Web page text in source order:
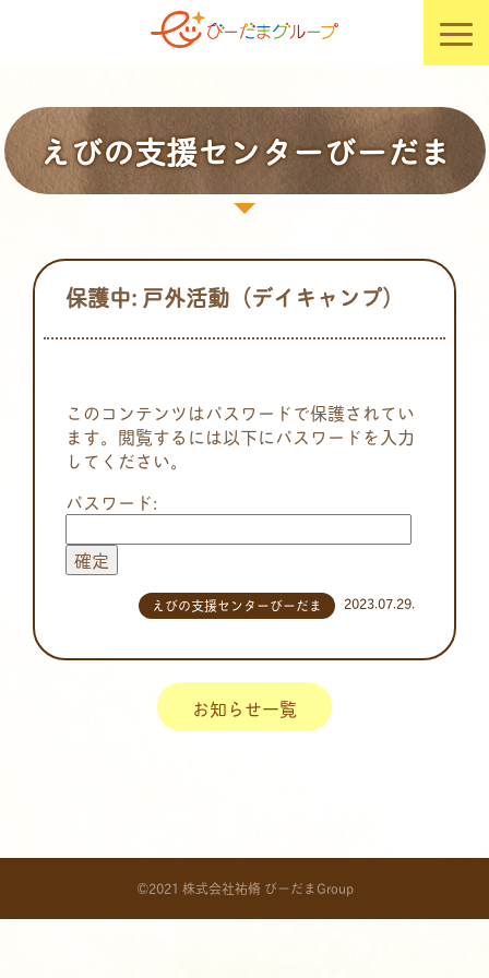
えびの支援センターびーだま
保護中: 戸外活動（デイキャンプ）
このコンテンツはパスワードで保護されてい
ます。閲覧するには以下にパスワードを入力
してください。
パスワード:
2023.07.29.
えびの支援センターびーだま
お知らせ一覧
©2021 株式会社祐脩 びーだまGroup